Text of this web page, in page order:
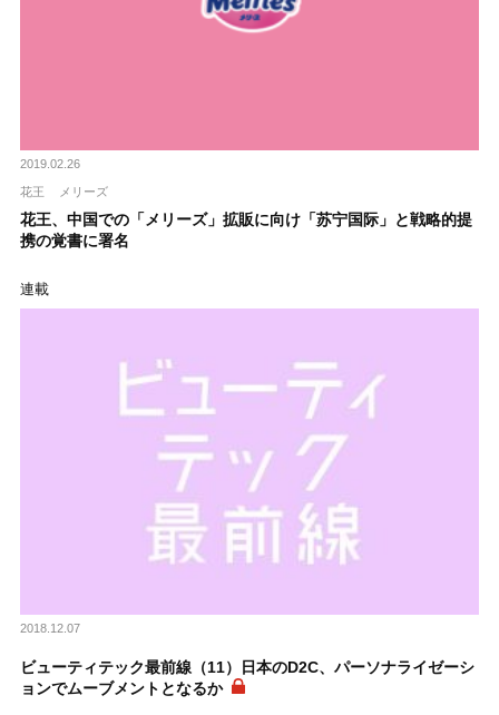
2019.02.26
花王 メリーズ
花王、中国での「メリーズ」拡販に向け「苏宁国际」と戦略的提
携の覚書に署名
連載
2018.12.07
ビューティテック最前線（11）日本のD2C、パーソナライゼーシ
ョンでムーブメントとなるか